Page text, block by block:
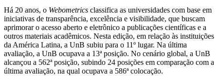
Há 20 anos, o Webometrics classifica as universidades com base em
iniciativas de transparência, excelência e visibilidade, que buscam
aprimorar o acesso aberto e eletrônico a publicações científicas e a
outros materiais acadêmicos. Nesta edição, em relação às instituições
da América Latina, a UnB subiu para o 11º lugar. Na última
avaliação, a UnB ocupava a 13ª posição. No cenário global, a UnB
alcançou a 562ª posição, subindo 24 posições em comparação com a
última avaliação, na qual ocupava a 586ª colocação.